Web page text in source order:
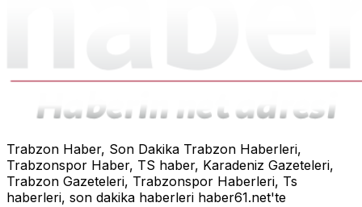
Trabzon Haber, Son Dakika Trabzon Haberleri,
Trabzonspor Haber, TS haber, Karadeniz Gazeteleri,
Trabzon Gazeteleri, Trabzonspor Haberleri, Ts
haberleri, son dakika haberleri haber61.net'te